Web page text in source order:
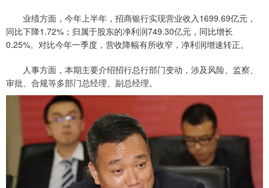
业绩方面，今年上半年，招商银行实现营业收入1699.69亿元，
同比下降1.72%；归属于股东的净利润749.30亿元，同比增长
0.25%。对比今年一季度，营收降幅有所收窄，净利润增速转正。
人事方面，本期主要介绍招行总行部门变动，涉及风险、监察、
审批、合规等多部门总经理、副总经理。